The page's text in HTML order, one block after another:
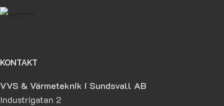
KONTAKT
VVS & Värmeteknik i Sundsvall AB
Industrigatan 2